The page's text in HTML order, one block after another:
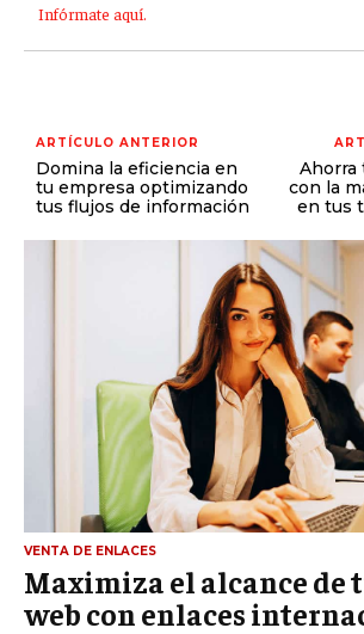
Infórmate aquí.
ARTÍCULO ANTERIOR
Domina la eficiencia en
tu empresa optimizando
tus flujos de información
Ahorra
con la
en tus
VENTA DE ENLACES
Maximiza el alcance de
web con enlaces